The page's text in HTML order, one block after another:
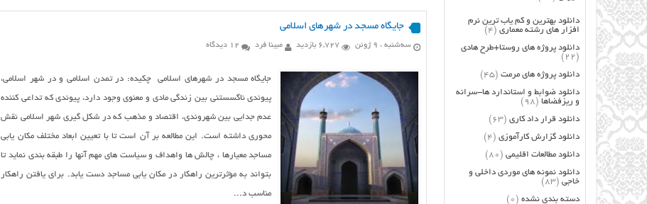
جایگاه مسجد در شهرهای اسلامی
سه‌شنبه ، 9 ژوئن 6,727 بازدید مبینا فرد 12 دیدگاه
جایگاه مسجد در شهرهای اسلامی چکیده: در تمدن اسلامی و در شهر اسلامی،
پیوندی ناگسستنی بین زندگی مادی و معنوی وجود دارد، پیوندی که تداعی كننده
عدم جدایی بین شهروندی، اقتصاد و مذهب که در شکل گیري شهر اسلامی نقش
محوري داشته است. این مطالعه بر آن است تا با تعیین ابعاد مختلف مکان یابی
مساجد معیارها ، چالش ها واهداف و سیاست هاي مهم آنها را طبقه بندي نماید تا
بتواند به مؤثرترین راهکار در مکان یابی مساجد دست یابد. براي یافتن راهکار
مناسب د...
دانلود بهترین و کم یاب ترین نرم
افزار های رشته معماری (4)
دانلود پروژه های روستا+طرح هادی
(22)
دانلود پروژه های مرمت (45)
دانلود ضوابط و استاندارد ها-سرانه
و ریزفضاها (98)
دانلود قرار داد کاری (63)
دانلود گزارش کارآموزی (4)
دانلود مطالعات اقلیمی (80)
دانلود نمونه های موردی داخلی و
خاجی (83)
دسته بندی نشده (0)